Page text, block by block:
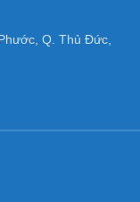
Q. Thủ Đức,